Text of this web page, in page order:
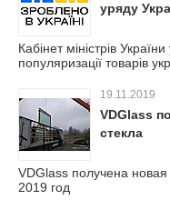
уряду
Кабінет міністрів
популяризації товарів
19.11.2019
VDGlass
стекла
VDGlass получена
2019 год